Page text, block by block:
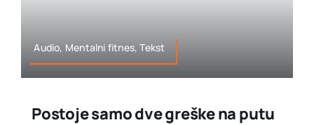
Audio, Mentalni fitnes, Tekst
Postoje samo dve greške na putu